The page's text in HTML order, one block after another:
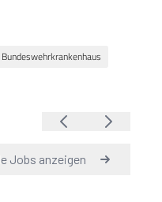
Bundeswehrkrankenhaus